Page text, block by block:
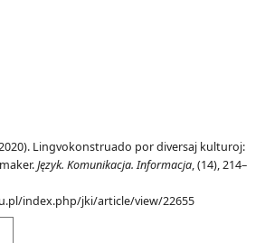
Lingvokonstruado por diversaj kulturoj:
Język. Komunikacja. Informacja, (14), 214–
index.php/jki/article/view/22655